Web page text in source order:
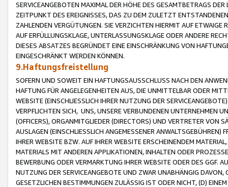
SERVICEANGEBOTEN MAXIMAL DER HÖHE DES GESAMTBETRAGS
ZEITPUNKT DES EREIGNISSES, DAS ZU DEM ZULETZT
ZAHLENDEN VERGÜTUNGEN. SIE VERZICHTEN HIERMIT AUF
AUF ERFÜLLUNGSKLAGE, UNTERLASSUNGSKLAGE ODER ANDERE
DIESES ABSATZES BEGRÜNDET EINE EINSCHRÄNKUNG VON
EINGESCHRÄNKT WERDEN KÖNNEN.
9.Haftungsfreistellung
SOFERN UND SOWEIT EIN HAFTUNGSAUSSCHLUSS NACH DEN
HAFTUNG FÜR ANGELEGENHEITEN AUS, DIE UNMITTELBAR ODER
WEBSITE (EINSCHLIESSLICH IHRER NUTZUNG DER
VERPFLICHTEN SICH, UNS, UNSERE VERBUNDENEN UNTERNEHMEN
(OFFICERS), ORGANMITGLIEDER (DIRECTORS) UND VERTRETER VON
AUSLAGEN (EINSCHLIESSLICH ANGEMESSENER
IHRER WEBSITE BZW. AUF IHRER WEBSITE ERSCHEINENDEM
MATERIALS MIT ANDEREN APPLIKATIONEN, INHALTEN ODER
BEWERBUNG ODER VERMARKTUNG IHRER WEBSITE ODER DES GGF.
NUTZUNG DER SERVICEANGEBOTE UND ZWAR UNABHÄNGIG
GESETZLICHEN BESTIMMUNGEN ZULÄSSIG IST ODER NICHT, (D)